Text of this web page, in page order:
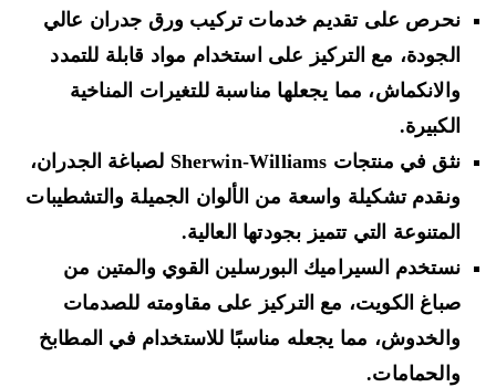
نحرص على تقديم خدمات تركيب ورق جدران عالي
الجودة، مع التركيز على استخدام مواد قابلة للتمدد
والانكماش، مما يجعلها مناسبة للتغيرات المناخية
الكبيرة.
نثق في منتجات Sherwin-Williams لصباغة الجدران،
ونقدم تشكيلة واسعة من الألوان الجميلة والتشطيبات
المتنوعة التي تتميز بجودتها العالية.
نستخدم السيراميك البورسلين القوي والمتين من
صباغ الكويت، مع التركيز على مقاومته للصدمات
والخدوش، مما يجعله مناسبًا للاستخدام في المطابخ
والحمامات.